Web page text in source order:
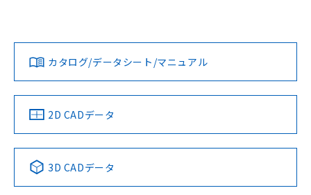
ダウンロードデータをご利用いただく前に、以下を必ずお読
みください。
ソフトウェアの使用条件
対応済み
中国 RoHS 注意事項・凡例
Pb Hg Cd Cr(VI)
カタログ/データシート/マニュアル
2D CADデータ
3D CADデータ